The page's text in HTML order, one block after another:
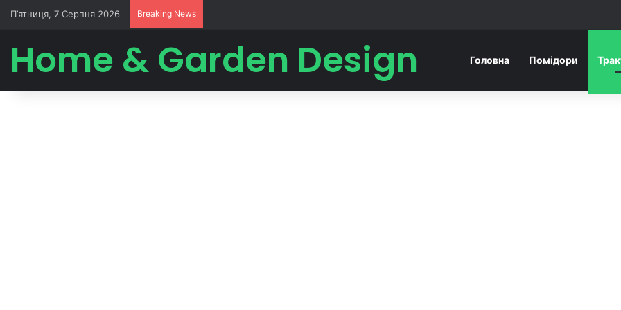
П’ятниця, 7 Серпня 2026 Breaking News
Home & Garden Design Головна Помідори